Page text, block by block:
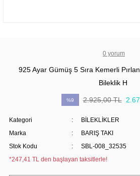
0 yorum
925 Ayar Gümüş 5 Sıra Kemerli
Bileklik H
%9 2.925,00 TL
Kategori
BİLEKLİKLER
Marka
BARIŞ TAKI
Stok Kodu
SBL-008_32535
*247,41 TL den başlayan taksitlerle!